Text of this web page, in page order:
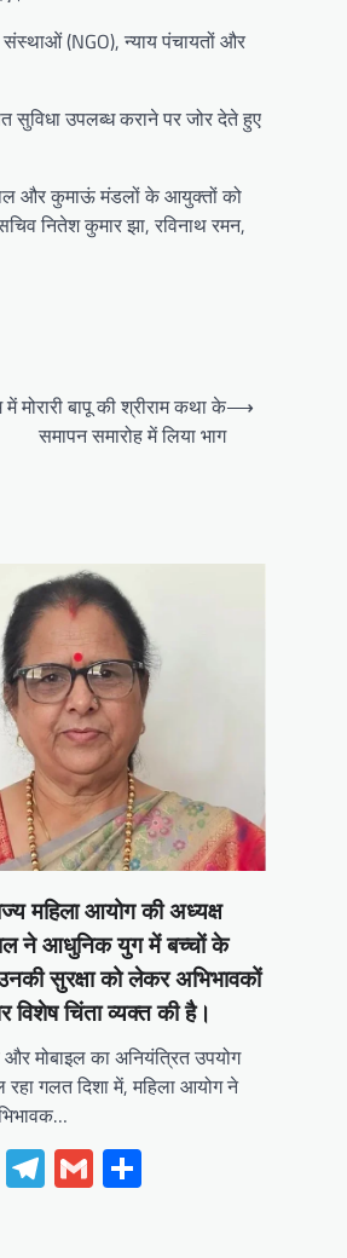
(NGO), न्याय पंचायतों और
सुविधा उपलब्ध कराने पर जोर देते हुए
और कुमाऊं मंडलों के आयुक्तों को
नितेश कुमार झा, रविनाथ रमन,
मोरारी बापू की श्रीराम कथा के
समापन समारोह में लिया भाग
⟶
महिला आयोग की अध्यक्ष
ने आधुनिक युग में बच्चों के
सुरक्षा को लेकर अभिभावकों
विशेष चिंता व्यक्त की है।
मोबाइल का अनियंत्रित उपयोग
गलत दिशा में, महिला आयोग ने
Telegram
GmailShare